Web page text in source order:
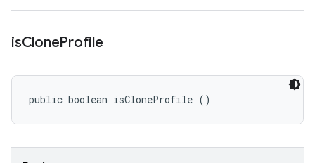
isCloneProfile
public boolean isCloneProfile ()